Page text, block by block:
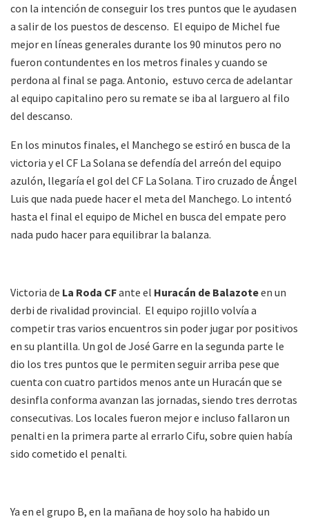
con la intención de conseguir los tres puntos que le ayudasen
a salir de los puestos de descenso. El equipo de Michel fue
mejor en líneas generales durante los 90 minutos pero no
fueron contundentes en los metros finales y cuando se
perdona al final se paga. Antonio, estuvo cerca de adelantar
al equipo capitalino pero su remate se iba al larguero al filo
del descanso.
En los minutos finales, el Manchego se estiró en busca de la
victoria y el CF La Solana se defendía del arreón del equipo
azulón, llegaría el gol del CF La Solana. Tiro cruzado de Ángel
Luis que nada puede hacer el meta del Manchego. Lo intentó
hasta el final el equipo de Michel en busca del empate pero
nada pudo hacer para equilibrar la balanza.
Victoria de La Roda CFante el Huracán de Balazoteen un
derbi de rivalidad provincial. El equipo rojillo volvía a
competir tras varios encuentros sin poder jugar por positivos
en su plantilla. Un gol de José Garre en la segunda parte le
dio los tres puntos que le permiten seguir arriba pese que
cuenta con cuatro partidos menos ante un Huracán que se
desinfla conforma avanzan las jornadas, siendo tres derrotas
consecutivas. Los locales fueron mejor e incluso fallaron un
penalti en la primera parte al errarlo Cifu, sobre quien había
sido cometido el penalti.
Ya en el grupo B, en la mañana de hoy solo ha habido un